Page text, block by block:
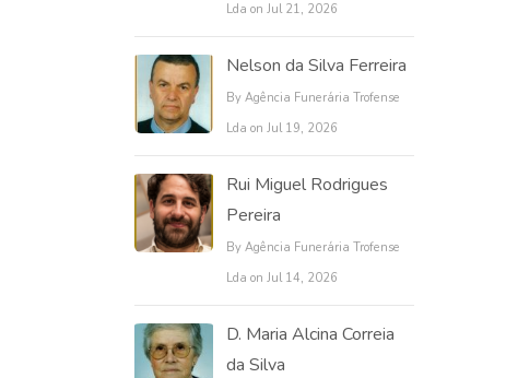
Lda on Jul 21, 2026
Nelson da Silva Ferreira
By Agência Funerária Trofense
Lda on Jul 19, 2026
Rui Miguel Rodrigues
Pereira
By Agência Funerária Trofense
Lda on Jul 14, 2026
D. Maria Alcina Correia
da Silva